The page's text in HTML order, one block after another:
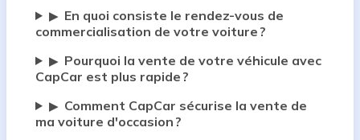
▶ En quoi consiste le rendez-vous de
commercialisation de votre voiture ?
▶ Pourquoi la vente de votre véhicule avec
CapCar est plus rapide ?
▶ Comment CapCar sécurise la vente de
ma voiture d'occasion ?